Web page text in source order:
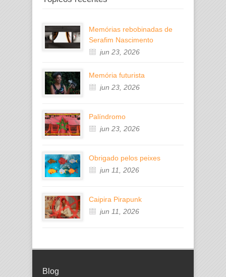
Memórias rebobinadas de
Serafim Nascimento
jun 23, 2026
Memória futurista
jun 23, 2026
Palíndromo
jun 23, 2026
Obrigado pelos peixes
jun 11, 2026
Caipira Pirapunk
jun 11, 2026
Blog